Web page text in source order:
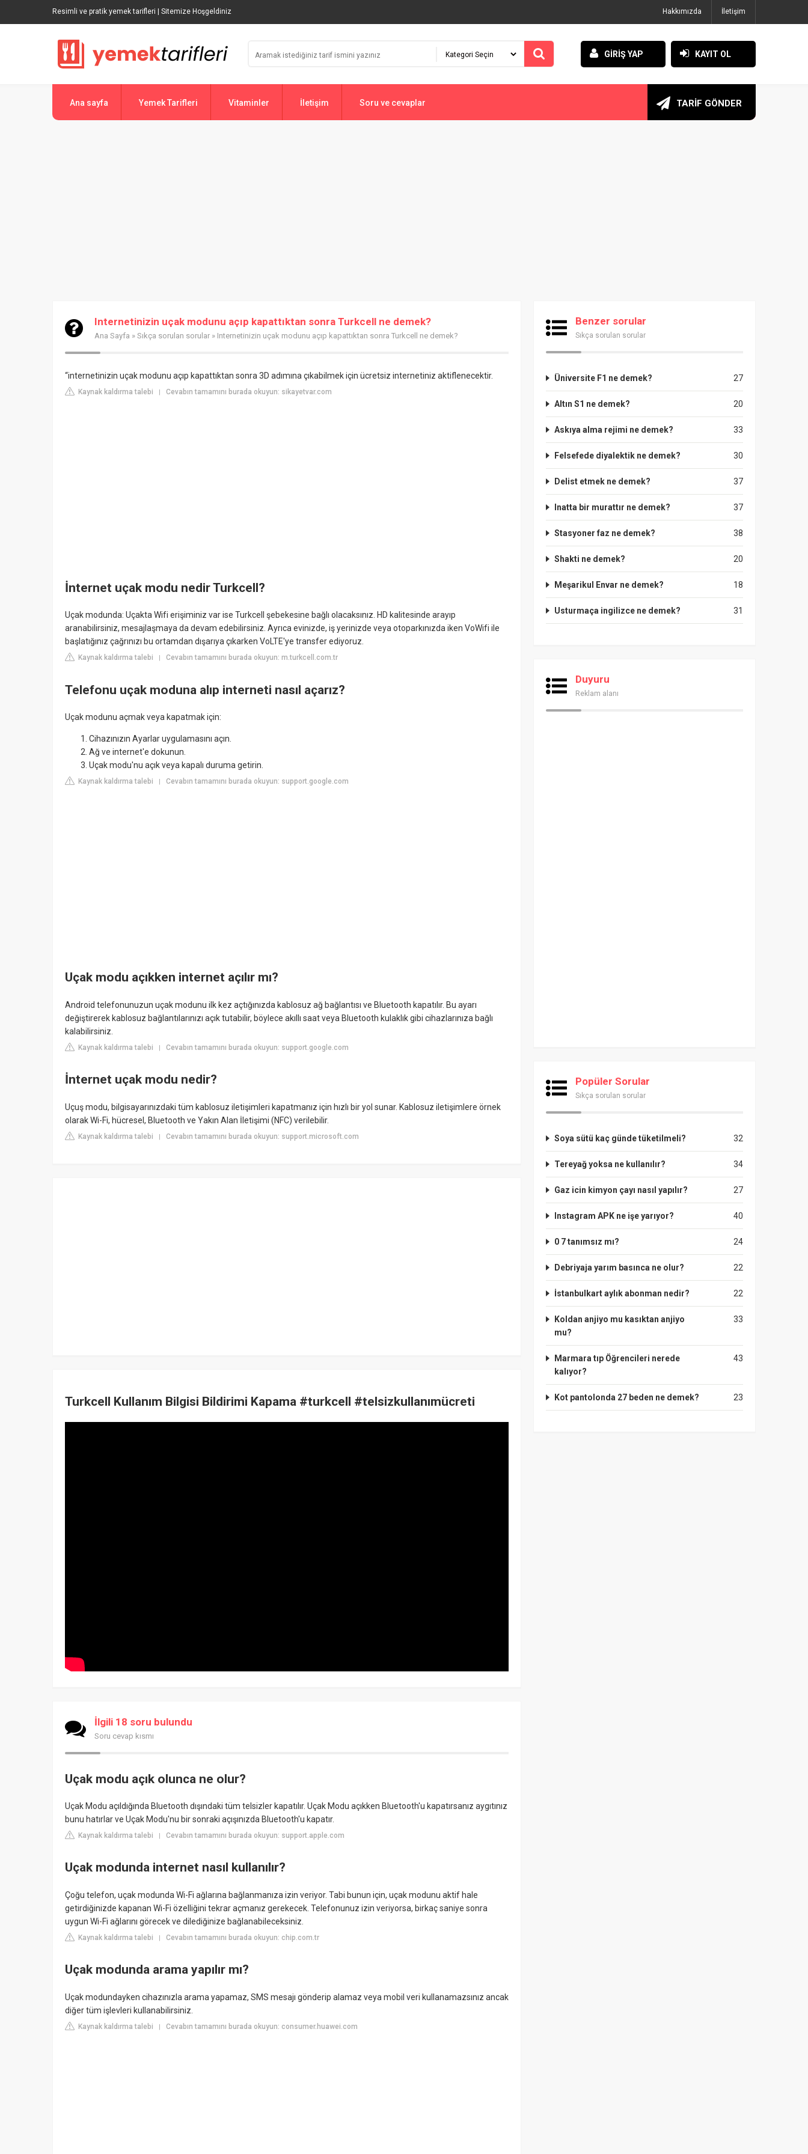
Resimli ve pratik yemek tarifleri | Sitemize Hoşgeldiniz Hakkımızda İletişim
GİRİŞ YAP KAYIT OL
Ana sayfa Yemek Tarifleri Vitaminler İletişim Soru ve cevaplar TARİF GÖNDER
Internetinizin uçak modunu açıp kapattıktan sonra Turkcell ne demek?
Ana Sayfa » Sıkça sorulan sorular » Internetinizin uçak modunu açıp kapattıktan sonra Turkcell ne demek?
“internetinizin uçak modunu açıp kapattıktan sonra 3D adımına çıkabilmek için ücretsiz internetiniz aktiflenecektir.
Kaynak kaldırma talebi | Cevabın tamamını burada okuyun: sikayetvar.com
İnternet uçak modu nedir Turkcell?
Uçak modunda: Uçakta Wifi erişiminiz var ise Turkcell şebekesine bağlı olacaksınız. HD kalitesinde arayıp
aranabilirsiniz, mesajlaşmaya da devam edebilirsiniz. Ayrıca evinizde, iş yerinizde veya otoparkınızda iken VoWifi ile
başlatığınız çağrınızı bu ortamdan dışarıya çıkarken VoLTE'ye transfer ediyoruz.
Kaynak kaldırma talebi Cevabın tamamını burada okuyun: m.turkcell.com.tr
Telefonu uçak moduna alıp interneti nasıl açarız?
Uçak modunu açmak veya kapatmak için:
Cihazınızın Ayarlar uygulamasını açın.
Ağ ve internet'e dokunun.
Uçak modu'nu açık veya kapalı duruma getirin.
Kaynak kaldırma talebi Cevabın tamamını burada okuyun: support.google.com
Uçak modu açıkken internet açılır mı?
Android telefonunuzun uçak modunu ilk kez açtığınızda kablosuz ağ bağlantısı ve Bluetooth kapatılır. Bu ayarı
değiştirerek kablosuz bağlantılarınızı açık tutabilir, böylece akıllı saat veya Bluetooth kulaklık gibi cihazlarınıza bağlı
kalabilirsiniz.
Kaynak kaldırma talebi | Cevabın tamamını burada okuyun: support.google.com
İnternet uçak modu nedir?
Uçuş modu, bilgisayarınızdaki tüm kablosuz iletişimleri kapatmanız için hızlı bir yol sunar. Kablosuz iletişimlere örnek
olarak Wi-Fi, hücresel, Bluetooth ve Yakın Alan İletişimi (NFC) verilebilir.
Kaynak kaldırma talebi | Cevabın tamamını burada okuyun: support.microsoft.com
Turkcell Kullanım Bilgisi Bildirimi Kapama #turkcell #telsizkullanımücreti
İlgili 18 soru bulundu
Soru cevap kısmı
Uçak modu açık olunca ne olur?
Uçak Modu açıldığında Bluetooth dışındaki tüm telsizler kapatılır. Uçak Modu açıkken Bluetooth'u kapatırsanız aygıtınız
bunu hatırlar ve Uçak Modu'nu bir sonraki açışınızda Bluetooth'u kapatır.
Kaynak kaldırma talebi | Cevabın tamamını burada okuyun: support.apple.com
Uçak modunda internet nasıl kullanılır?
Çoğu telefon, uçak modunda Wi-Fi ağlarına bağlanmanıza izin veriyor. Tabi bunun için, uçak modunu aktif hale
getirdiğinizde kapanan Wi-Fi özelliğini tekrar açmanız gerekecek. Telefonunuz izin veriyorsa, birkaç saniye sonra
uygun Wi-Fi ağlarını görecek ve dilediğinize bağlanabileceksiniz.
Kaynak kaldırma talebi | Cevabın tamamını burada okuyun: chip.com.tr
Uçak modunda arama yapılır mı?
Uçak modundayken cihazınızla arama yapamaz, SMS mesajı gönderip alamaz veya mobil veri kullanamazsınız ancak
diğer tüm işlevleri kullanabilirsiniz.
Kaynak kaldırma talebi | Cevabın tamamını burada okuyun: consumer.huawei.com
Benzer sorular
Sıkça sorulan sorular
27
Üniversite F1 ne demek?
20
Altın S1 ne demek?
33
Askıya alma rejimi ne demek?
30
Felsefede diyalektik ne demek?
37
Delist etmek ne demek?
37
Inatta bir murattır ne demek?
38
Stasyoner faz ne demek?
20
Shakti ne demek?
18
Meşarikul Envar ne demek?
31
Usturmaça ingilizce ne demek?
Duyuru
Reklam alanı
Popüler Sorular
Sıkça sorulan sorular
32
Soya sütü kaç günde tüketilmeli?
34
Tereyağ yoksa ne kullanılır?
27
Gaz icin kimyon çayı nasıl yapılır?
40
Instagram APK ne işe yarıyor?
24
0 7 tanımsız mı?
22
Debriyaja yarım basınca ne olur?
22
İstanbulkart aylık abonman nedir?
33
Koldan anjiyo mu kasıktan anjiyo
mu?
43
Marmara tıp Öğrencileri nerede
kalıyor?
23
Kot pantolonda 27 beden ne demek?